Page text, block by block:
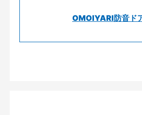
OMOIYARI防音ド